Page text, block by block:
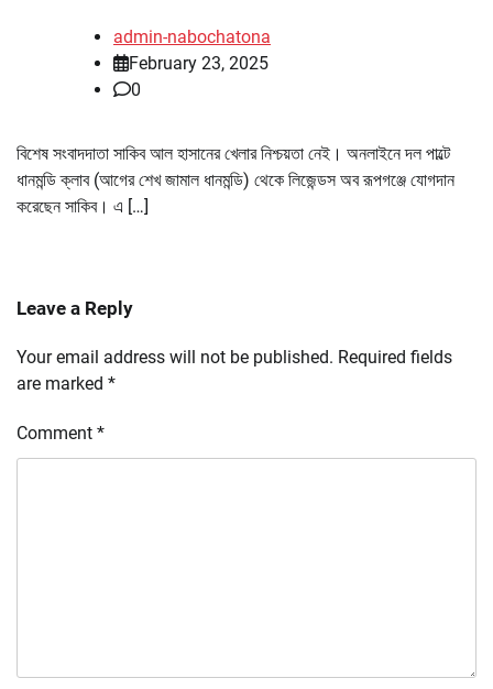
admin-nabochatona
February 23, 2025
0
বিশেষ সংবাদদাতা সাকিব আল হাসানের খেলার নিশ্চয়তা নেই। অনলাইনে দল পাল্টে
ধানমন্ডি ক্লাব (আগের শেখ জামাল ধানমন্ডি) থেকে লিজেন্ডস অব রূপগঞ্জে যোগদান
করেছেন সাকিব। এ […]
Leave a Reply
Your email address will not be published. Required fields
are marked *
Comment *